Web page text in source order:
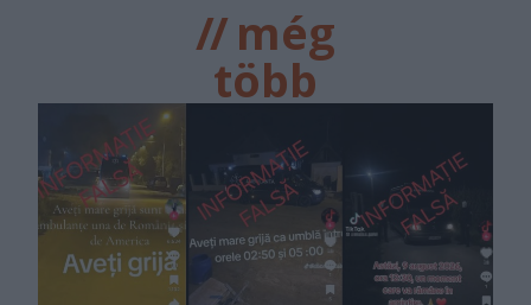
//még
több
főtér.ro